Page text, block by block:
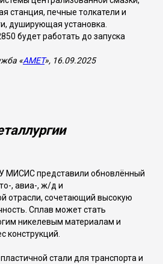
станция, печные толкатели и
душирующая установка.
будет работать до запуска
«AMET», 16.09.2025
МИСИС представили обновлённый
, авиа-, ж/д и
отрасли, сочетающий высокую
Сплав может стать
никелевым материалам и
конструкций.
стали для транспорта и